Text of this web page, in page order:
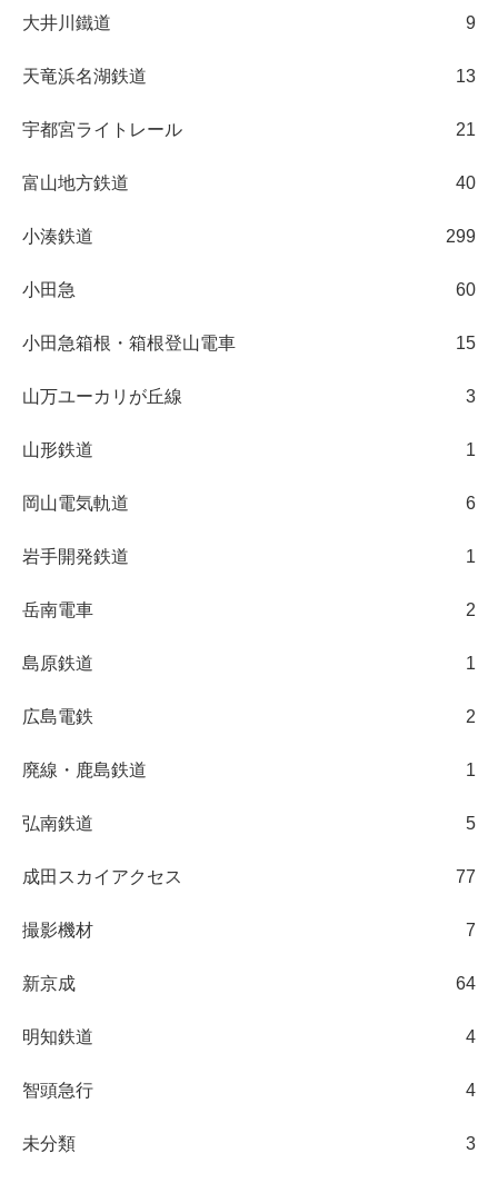
大井川鐵道 9
天竜浜名湖鉄道 13
宇都宮ライトレール 21
富山地方鉄道 40
小湊鉄道 299
小田急 60
小田急箱根・箱根登山電車 15
山万ユーカリが丘線 3
山形鉄道 1
岡山電気軌道 6
岩手開発鉄道 1
岳南電車 2
島原鉄道 1
広島電鉄 2
廃線・鹿島鉄道 1
弘南鉄道 5
成田スカイアクセス 77
撮影機材 7
新京成 64
明知鉄道 4
智頭急行 4
未分類 3